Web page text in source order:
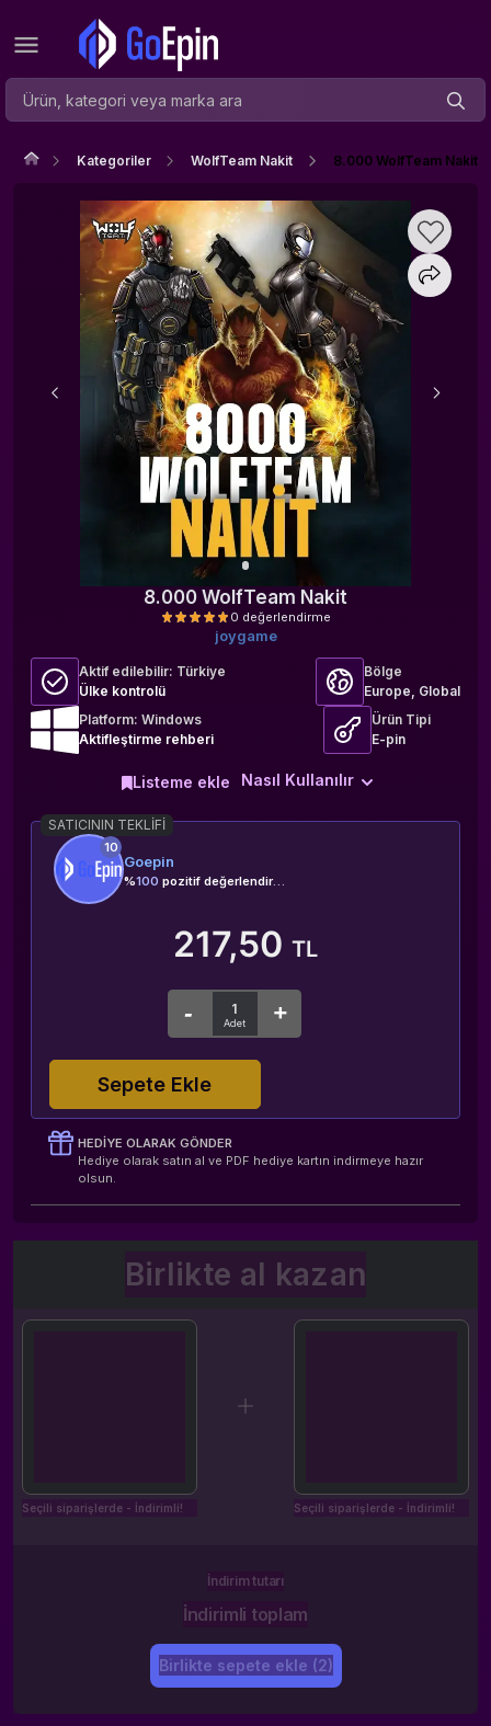
Kategoriler WolfTeam Nakit 8.000 WolfTeam Nakit
8.000 WolfTeam Nakit
0 değerlendirme
joygame
Aktif edilebilir: Türkiye
Ülke kontrolü
Bölge
Europe, Global
Platform: Windows
Aktifleştirme rehberi
Ürün Tipi
E-pin
Nasıl Kullanılır
Listeme ekle
SATICININ TEKLIFI
10
Goepin
%100 pozitif değerlendirme
217,50 TL
Sepete Ekle
HEDIYE OLARAK GÖNDER
Hediye olarak satın al ve PDF hediye kartın indirmeye hazır
olsun.
Birlikte al kazan
Seçili siparişlerde - İndirimli! Seçili siparişlerde - İndirimli!
İndirim tutarı
İndirimli toplam
Birlikte sepete ekle (2)